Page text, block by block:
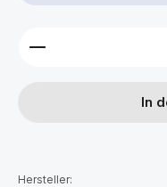
Produkt Anzahl:
In
Hersteller: